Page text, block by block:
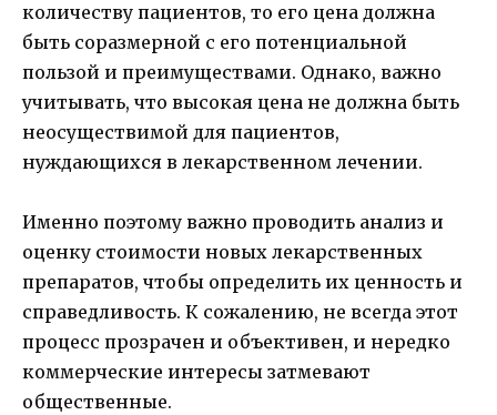
количеству пациентов, то его цена должна
быть соразмерной с его потенциальной
пользой и преимуществами. Однако, важно
учитывать, что высокая цена не должна быть
неосуществимой для пациентов,
нуждающихся в лекарственном лечении.
Именно поэтому важно проводить анализ и
оценку стоимости новых лекарственных
препаратов, чтобы определить их ценность и
справедливость. К сожалению, не всегда этот
процесс прозрачен и объективен, и нередко
коммерческие интересы затмевают
общественные.